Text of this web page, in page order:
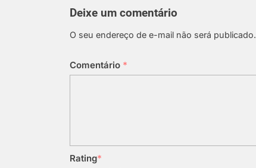
Deixe um comentário
O seu endereço de e-mail não será publicado.
Comentário *
Rating*